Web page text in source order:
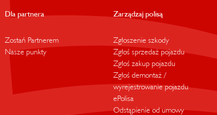
Dla partnera
Zostań Partnerem
Nasze punkty
Zarządzaj polisą
Zgłoszenie szkody
Zgłoś sprzedaż pojazdu
Zgłoś zakup pojazdu
Zgłoś demontaż /
wyrejestrowanie pojazdu
ePolisa
Odstąpienie od umowy